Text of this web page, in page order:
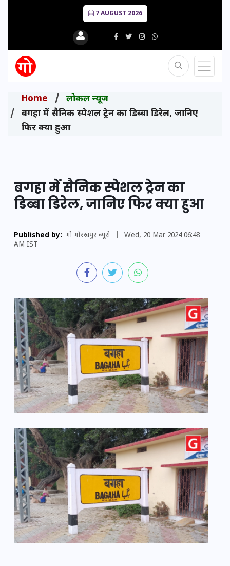
7 AUGUST 2026
Home
लोकल न्यूज
बगहा में सैनिक स्पेशल ट्रेन का डिब्बा डिरेल, जानिए
फिर क्या हुआ
बगहा में सैनिक स्पेशल ट्रेन का
डिब्बा डिरेल, जानिए फिर क्या हुआ
Published by: गो गोरखपुर ब्यूरो
Wed, 20 Mar 2024 06:48
AM IST